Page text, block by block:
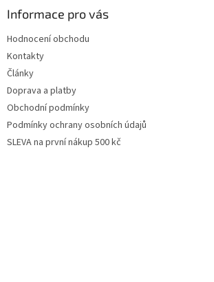
Informace pro vás
Hodnocení obchodu
Kontakty
Články
Doprava a platby
Obchodní podmínky
Podmínky ochrany osobních údajů
SLEVA na první nákup 500 kč